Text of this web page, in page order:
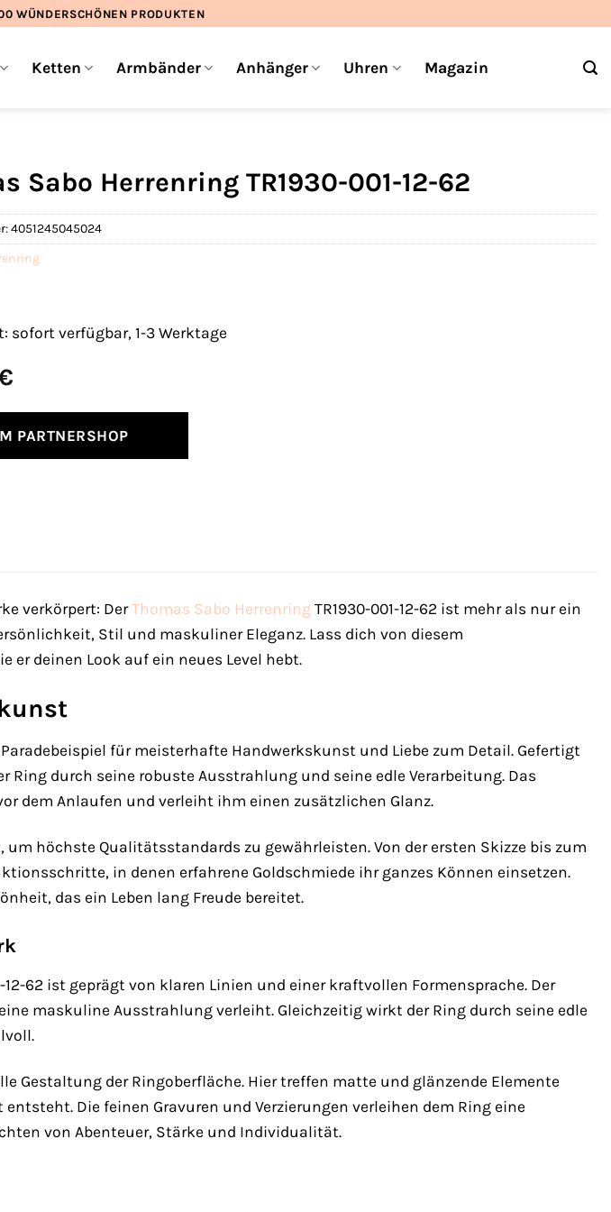
WÜNDERSCHÖNEN PRODUKTEN
Ketten Armbänder Anhänger Uhren Magazin
Sabo Herrenring TR1930-001-12-62
sofort verfügbar, 1-3 Werktage
PARTNERSHOP
4051245045024
verkörpert: DerThomas Sabo Herrenring TR1930-001-12-62 ist mehr als nur ein
Stil und maskuliner Eleganz. Lass dich von diesem
er deinen Look auf ein neues Level hebt.
Paradebeispiel für meisterhafte Handwerkskunst und Liebe zum Detail. Gefertigt
durch seine robuste Ausstrahlung und seine edle Verarbeitung. Das
dem Anlaufen und verleiht ihm einen zusätzlichen Glanz.
höchste Qualitätsstandards zu gewährleisten. Von der ersten Skizze bis zum
in denen erfahrene Goldschmiede ihr ganzes Können einsetzen.
das ein Leben lang Freude bereitet.
12-62 ist geprägt von klaren Linien und einer kraftvollen Formensprache. Der
maskuline Ausstrahlung verleiht. Gleichzeitig wirkt der Ring durch seine edle
Gestaltung der Ringoberfläche. Hier treffen matte und glänzende Elemente
Die feinen Gravuren und Verzierungen verleihen dem Ring eine
von Abenteuer, Stärke und Individualität.